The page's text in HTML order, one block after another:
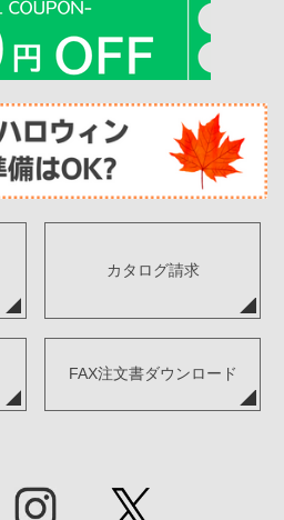
カタログ請求
FAX注文書ダウンロード